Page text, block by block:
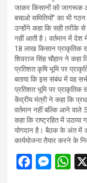
जाकर किसानों को जागरूक
बचाओ समितियों” का भी गठन
उन्होंने कहा कि सही तरीके
नहीं आती है। वर्तमान में
18 लाख किसान प्राकृतिक
शिवराज सिंह चौहान ने
प्रतिशत कृषि भूमि पर
बताया कि इस संबंध में वह
प्रतिशत भूमि पर
केंद्रीय मंत्री ने कहा कि
वर्तमान नहीं बल्कि आने वाले
कहा कि राष्ट्रहित में उठाया
योगदान है। बैठक के अंत में
कार्ययोजना तैयार करने के
F
M W